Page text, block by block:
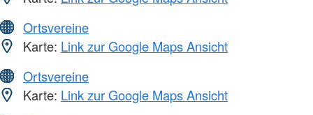
Ortsvereine
Karte: Link zur Google Maps Ansicht
Ortsvereine
Karte: Link zur Google Maps Ansicht